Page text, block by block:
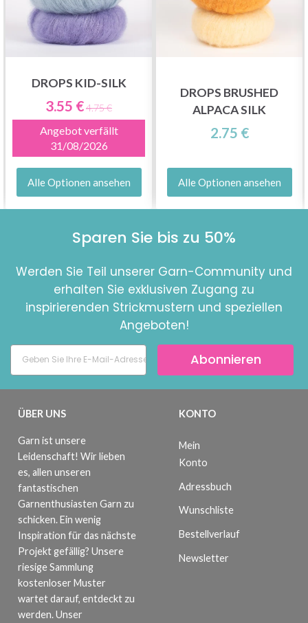
DROPS KID-SILK
3.55 €4.75 €
Angebot verfällt
31/08/2026
Alle Optionen ansehen
DROPS BRUSHED
ALPACA SILK
2.75 €
Alle Optionen ansehen
Sparen Sie bis zu 50%
Werden Sie Teil unserer Garn-Community und
erhalten Sie exklusiven Zugang zu
inspirierenden Strickmustern und speziellen
Angeboten!
Abonnieren
ÜBER UNS
Garn ist unsere
Leidenschaft! Wir lieben
es, allen unseren
fantastischen
Garnenthusiasten Garn zu
schicken. Ein wenig
Inspiration für das nächste
Projekt gefällig? Unsere
riesige Sammlung
kostenloser Muster
wartet darauf, entdeckt zu
werden. Unser
KONTO
Mein
Konto
Adressbuch
Wunschliste
Bestellverlauf
Newsletter